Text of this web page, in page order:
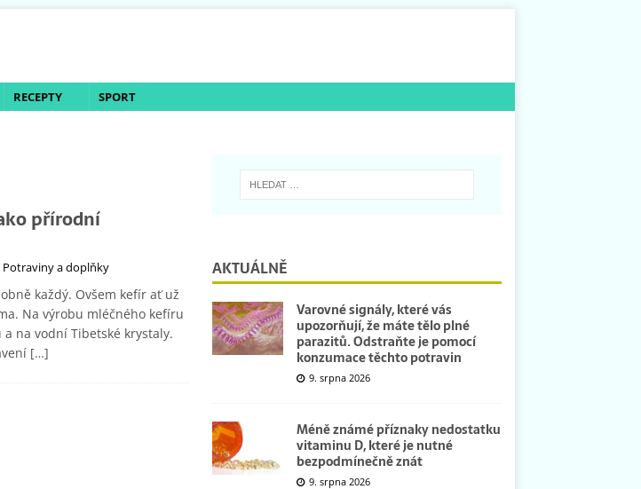
RECEPTY SPORT
přírodní
Potraviny a doplňky
každý. Ovšem kefír ať už
Na výrobu mléčného kefíru
na vodní Tibetské krystaly.
[…]
AKTUÁLNĚ
Varovné signály, které vás
upozorňují, že máte tělo plné
parazitů. Odstraňte je pomocí
konzumace těchto potravin
9. srpna 2026
Méně známé příznaky nedostatku
vitaminu D, které je nutné
bezpodmínečně znát
9. srpna 2026